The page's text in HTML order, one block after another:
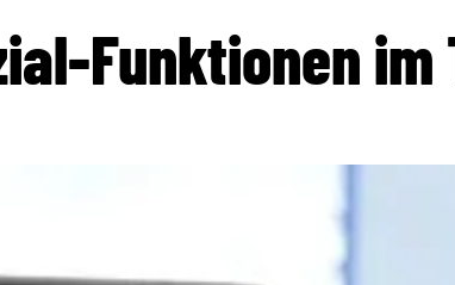
Funktionen im